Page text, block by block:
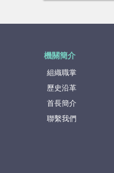
機關簡介
組織職掌
歷史沿革
首長簡介
聯繫我們